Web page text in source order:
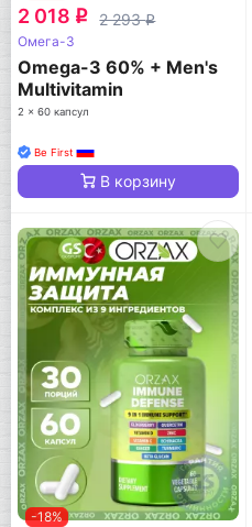
2 018 q 2 293q
Омега-3
Omega-3 60% + Men's
Multivitamin
2 x 60 капсул
Be First
В корзину
-18%